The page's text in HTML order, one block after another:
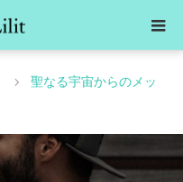
聖なる宇宙からのメッ